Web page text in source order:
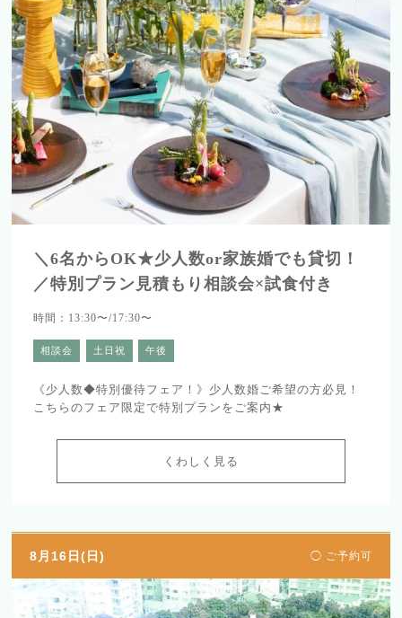
＼6名からOK★少人数or家族婚でも貸切！
／特別プラン見積もり相談会×試食付き
時間：13:30〜/17:30〜
相談会 土日祝 午後
《少人数◆特別優待フェア！》少人数婚ご希望の方必見！
こちらのフェア限定で特別プランをご案内★
くわしく見る
8月16日(日) ◯ ご予約可